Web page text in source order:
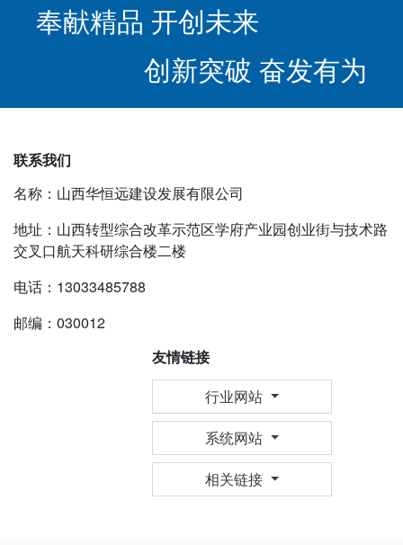
奉献精品 开创未来
创新突破 奋发有为
联系我们
名称：山西华恒远建设发展有限公司
地址：山西转型综合改革示范区学府产业园创业街与技术路
交叉口航天科研综合楼二楼
电话：13033485788
邮编：030012
友情链接
行业网站
系统网站
相关链接